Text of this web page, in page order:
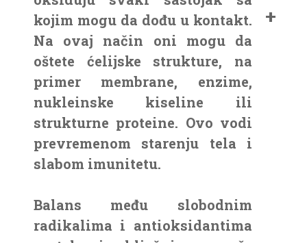
kojim mogu da dođu u kontakt.
Na ovaj način oni mogu da
oštete ćelijske strukture, na
primer membrane, enzime,
nukleinske kiseline ili
strukturne proteine. Ovo vodi
prevremenom starenju tela i
slabom imunitetu.
Balans među slobodnim
radikalima i antioksidantima